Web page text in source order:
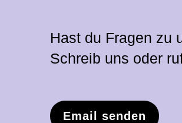
Hast du Fragen zu
Schreib uns oder
Email senden